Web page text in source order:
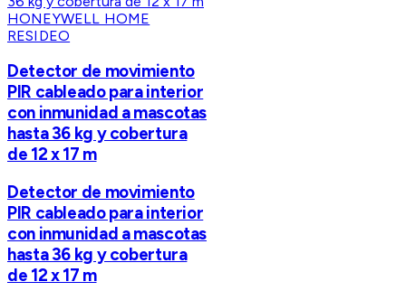
HONEYWELL HOME
RESIDEO
Detector de movimiento
PIR cableado para interior
con inmunidad a mascotas
hasta 36 kg y cobertura
de 12 x 17 m
Detector de movimiento
PIR cableado para interior
con inmunidad a mascotas
hasta 36 kg y cobertura
de 12 x 17 m